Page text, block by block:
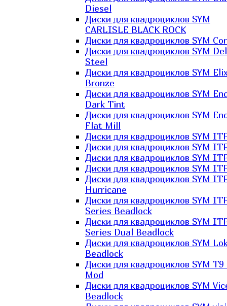
Diesel
Диски для квадроциклов SYM
CARLISLE BLACK ROCK
Диски для квадроциклов SYM
Диски для квадроциклов SYM
Steel
Диски для квадроциклов SYM
Bronze
Диски для квадроциклов SYM
Dark Tint
Диски для квадроциклов SYM
Flat Mill
Диски для квадроциклов SYM
Диски для квадроциклов SYM
Диски для квадроциклов SYM
Диски для квадроциклов SYM
Диски для квадроциклов SYM
Hurricane
Диски для квадроциклов SYM
Series Beadlock
Диски для квадроциклов SYM
Series Dual Beadlock
Диски для квадроциклов SYM
Beadlock
Диски для квадроциклов SYM T9
Mod
Диски для квадроциклов SYM
Beadlock